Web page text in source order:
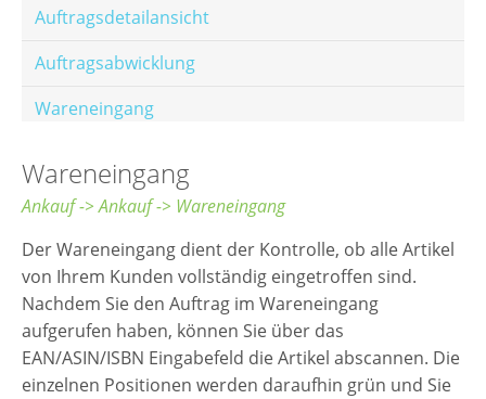
Auftragsdetailansicht
Auftragsabwicklung
Wareneingang
E-Mail-Templates
Automatische Preisberechnung
Hinterlegen von Festpreisen
Salesrank-Staffeln
Alters-Staffeln
Wareneingang
Ankauf -> Ankauf -> Wareneingang
Der Wareneingang dient der Kontrolle, ob alle Artikel
von Ihrem Kunden vollständig eingetroffen sind.
Nachdem Sie den Auftrag im Wareneingang
aufgerufen haben, können Sie über das
EAN/ASIN/ISBN Eingabefeld die Artikel abscannen. Die
einzelnen Positionen werden daraufhin grün und Sie